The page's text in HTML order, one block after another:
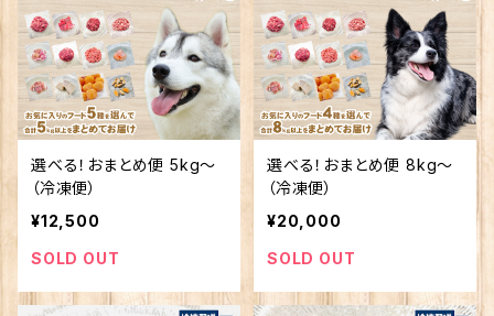
選べる！おまとめ便 5kg〜
（冷凍便）
¥12,500
SOLD OUT
選べる！おまとめ便 8kg〜
（冷凍便）
¥20,000
SOLD OUT